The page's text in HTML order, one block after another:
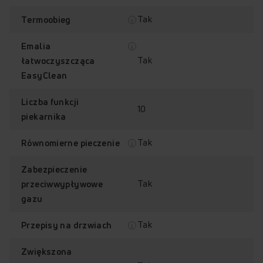
Termoobieg Tak
Emalia
łatwoczyszcząca
EasyClean
Tak
Liczba funkcji
piekarnika
10
Równomierne pieczenie Tak
Zabezpieczenie
przeciwwypływowe
gazu
Tak
Przepisy na drzwiach Tak
Zwiększona